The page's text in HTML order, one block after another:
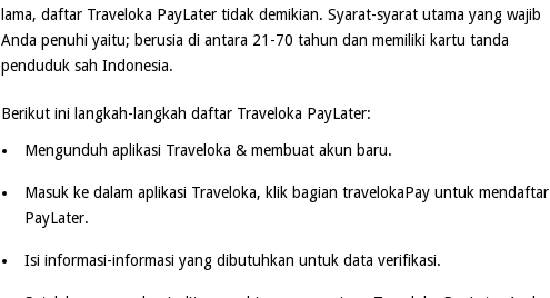
lama, daftar Traveloka PayLater tidak demikian. Syarat-syarat utama yang wajib
Anda penuhi yaitu; berusia di antara 21-70 tahun dan memiliki kartu tanda
penduduk sah Indonesia.
Berikut ini langkah-langkah daftar Traveloka PayLater:
Mengunduh aplikasi Traveloka & membuat akun baru.
Masuk ke dalam aplikasi Traveloka, klik bagian travelokaPay untuk mendaftar
PayLater.
Isi informasi-informasi yang dibutuhkan untuk data verifikasi.